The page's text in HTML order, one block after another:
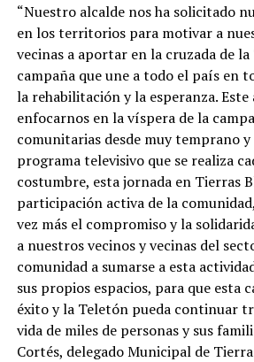
“Nuestro alcalde nos ha solicitado
en los territorios para motivar a
vecinas a aportar en la cruzada de
campaña que une a todo el país en
la rehabilitación y la esperanza. Este
enfocarnos en la víspera de la
comunitarias desde muy temprano
programa televisivo que se realiza
costumbre, esta jornada en Tierras
participación activa de la
vez más el compromiso y la
a nuestros vecinos y vecinas del
comunidad a sumarse a esta
sus propios espacios, para que esta
éxito y la Teletón pueda continuar
vida de miles de personas y sus
Cortés, delegado Municipal de